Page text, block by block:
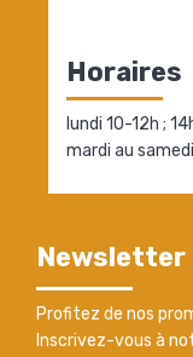
Horaires
lundi 10-12h ;
mardi au
Newsletter
Profitez de nos
Inscrivez-vous à